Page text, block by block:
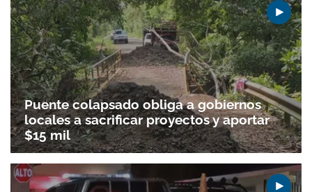
Puente colapsado obliga a gobiernos
locales a sacrificar proyectos y aportar
$15 mil